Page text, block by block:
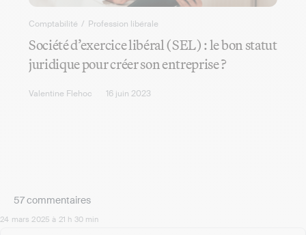
Comptabilité / Profession libérale
Société d’exercice libéral (SEL) : le bon statut
juridique pour créer son entreprise ?
Valentine Flehoc 16 juin 2023
57 commentaires
24 mars 2025 à 21 h 30 min